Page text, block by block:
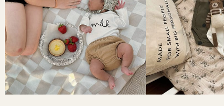
BODYSUIT
Age Length Width Sleeve (from neck to cuff)
NB 34cm 19.5cm 26cm
0-3 months 36cm 21cm 27cm